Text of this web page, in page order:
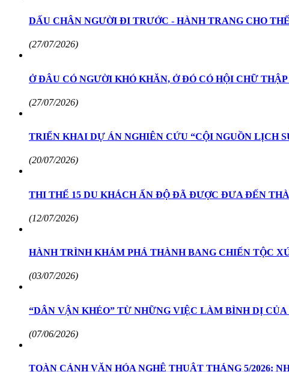
DẤU CHÂN NGƯỜI ĐI TRƯỚC - HÀNH TRANG CHO
(27/07/2026)
Ở ĐÂU CÓ NGƯỜI KHÓ KHĂN, Ở ĐÓ CÓ HỘI CHỮ
(27/07/2026)
TRIỂN KHAI DỰ ÁN NGHIÊN CỨU “CỘI NGUỒN LỊCH
(20/07/2026)
THI THỂ 15 DU KHÁCH ẤN ĐỘ ĐÃ ĐƯỢC ĐƯA ĐẾN
(12/07/2026)
HÀNH TRÌNH KHÁM PHÁ THÀNH BANG CHIẾN TỘC
(03/07/2026)
“DÂN VẬN KHÉO” TỪ NHỮNG VIỆC LÀM BÌNH DỊ
(07/06/2026)
TOÀN CẢNH VĂN HÓA NGHỆ THUẬT THÁNG 5/2026: